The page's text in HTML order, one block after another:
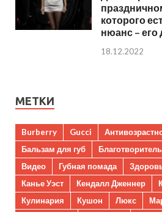
которого
нюанс – его
18.12.2022
МЕТКИ
Burberry Gucci
Бальзам для губ
Видео
Губная помада
Канье Уэст
Кендалл Дженнер
Кулинария
Кушон Люкс